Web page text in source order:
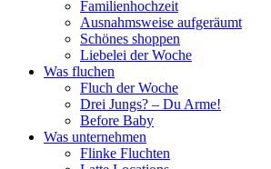
Familienhochzeit
Ausnahmsweise aufgeräumt
Schönes shoppen
Liebelei der Woche
Was fluchen
Fluch der Woche
Drei Jungs? – Du Arme!
Before Baby
Was unternehmen
Flinke Fluchten